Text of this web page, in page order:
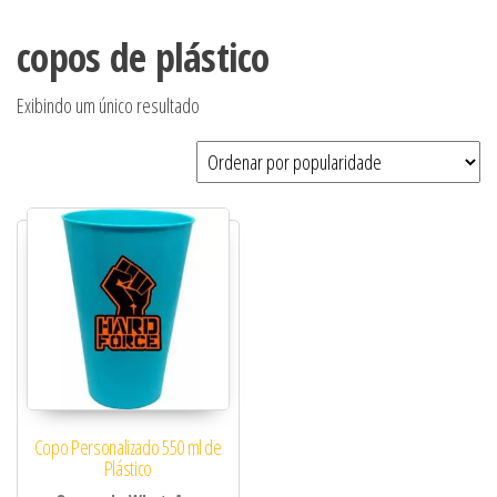
copos de plástico
Exibindo um único resultado
Copo Personalizado 550 ml de
Plástico